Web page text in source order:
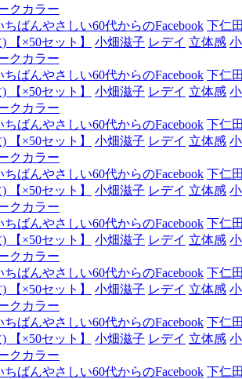
クカラー
ちばんやさしい60代からのFacebook 下仁
【×50セット】
小畑滋子 レデイ 立体感
クカラー
ちばんやさしい60代からのFacebook 下仁
【×50セット】
小畑滋子 レデイ 立体感
クカラー
ちばんやさしい60代からのFacebook 下仁
【×50セット】
小畑滋子 レデイ 立体感
クカラー
ちばんやさしい60代からのFacebook 下仁
【×50セット】
小畑滋子 レデイ 立体感
クカラー
ちばんやさしい60代からのFacebook 下仁
【×50セット】
小畑滋子 レデイ 立体感
クカラー
ちばんやさしい60代からのFacebook 下仁
【×50セット】
小畑滋子 レデイ 立体感
クカラー
ちばんやさしい60代からのFacebook 下仁
【×50セット】
小畑滋子 レデイ 立体感
クカラー
ちばんやさしい60代からのFacebook 下仁